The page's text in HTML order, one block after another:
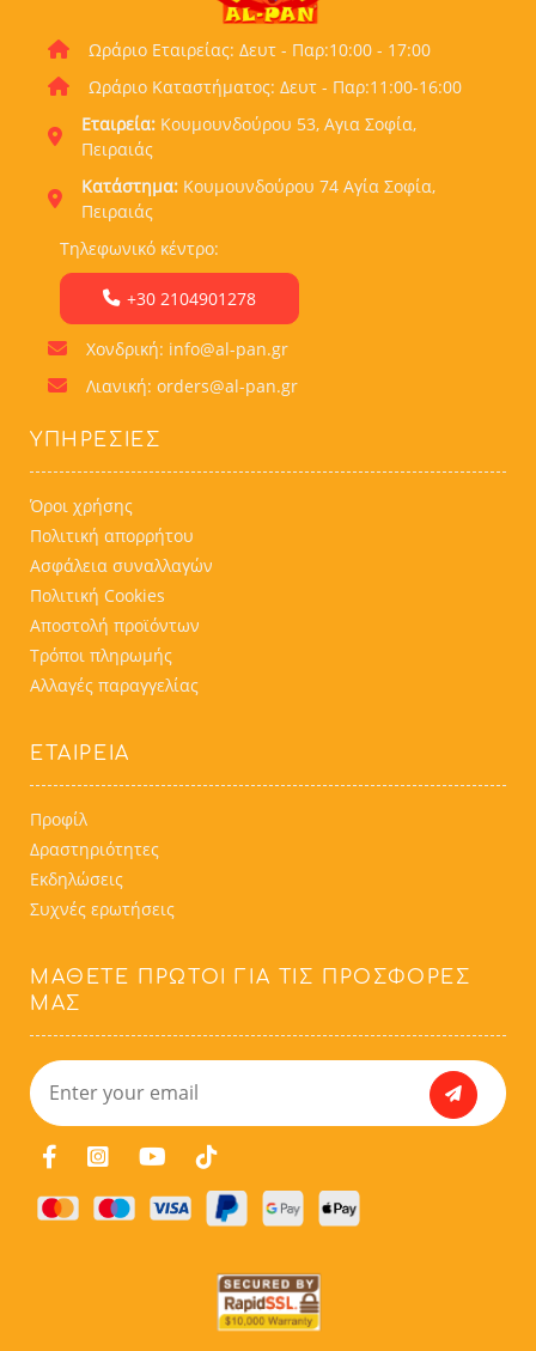
Ωράριο Εταιρείας: Δευτ - Παρ:10:00 - 17:00
Ωράριο Καταστήματος: Δευτ - Παρ:11:00-16:00
Εταιρεία: Κουμουνδούρου 53, Αγια Σοφία,
Πειραιάς
Κατάστημα: Κουμουνδούρου 74 Αγία Σοφία,
Πειραιάς
Τηλεφωνικό κέντρο:
+30 2104901278
Χονδρική: info@al-pan.gr
Λιανική: orders@al-pan.gr
ΥΠΗΡΕΣΊΕΣ
Όροι χρήσης
Πολιτική απορρήτου
Ασφάλεια συναλλαγών
Πολιτική Cookies
Αποστολή προϊόντων
Τρόποι πληρωμής
Αλλαγές παραγγελίας
ΕΤΑΙΡΕΙΑ
Προφίλ
Δραστηριότητες
Εκδηλώσεις
Συχνές ερωτήσεις
ΜΆΘΕΤΕ ΠΡΏΤΟΙ ΓΙΑ ΤΙΣ ΠΡΟΣΦΟΡΈΣ
ΜΑΣ